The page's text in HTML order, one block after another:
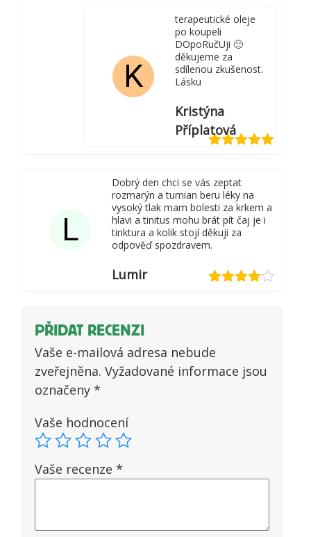
K
terapeutické oleje
po koupeli
DOpoRučUji 🙂
děkujeme za
sdílenou zkušenost.
Lásku
Kristýna
Příplatová
L
Dobrý den chci se vás zeptat
rozmarýn a tumian beru léky na
vysoký tlak mam bolesti za krkem a
hlavi a tinitus mohu brát pít čaj je i
tinktura a kolik stojí děkuji za
odpověď spozdravem.
Lumir
PŘIDAT RECENZI
Vaše e-mailová adresa nebude
zveřejněna. Vyžadované informace jsou
označeny *
Vaše hodnocení
Vaše recenze *